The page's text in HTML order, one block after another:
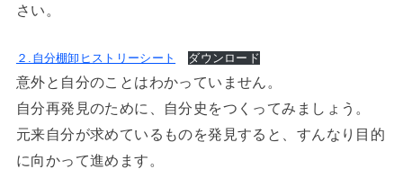
さい。
２.自分棚卸ヒストリーシート ダウンロード
意外と自分のことはわかっていません。
自分再発見のために、自分史をつくってみましょう。
元来自分が求めているものを発見すると、すんなり目的
に向かって進めます。